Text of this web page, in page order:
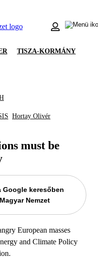
TISZA-KORMÁNY
Hortay Olivér
must be
keresőben
Nemzet
European masses
and Climate Policy